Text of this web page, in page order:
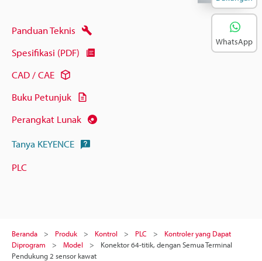
Panduan Teknis
Spesifikasi (PDF)
CAD / CAE
Buku Petunjuk
Perangkat Lunak
Tanya KEYENCE
PLC
Beranda Produk Kontrol PLC
Kontroler yang Dapat
Diprogram
Model
Konektor 64-titik, dengan Semua Terminal
Pendukung 2 sensor kawat
WhatsApp